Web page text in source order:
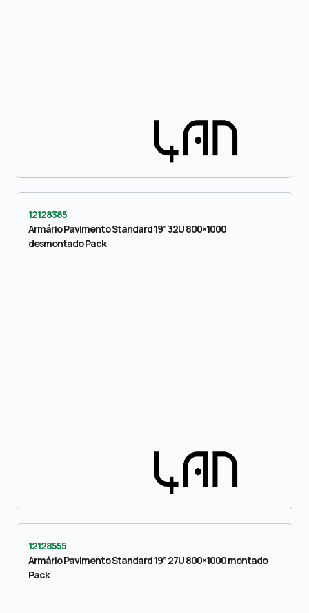
12128385
Armário Pavimento Standard 19” 32U 800×1000
desmontado Pack
12128555
Armário Pavimento Standard 19” 27U 800×1000 montado
Pack